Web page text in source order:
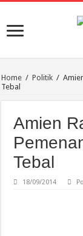
Home / Politik /
Tebal
Amien
Tebal
18/09/2014